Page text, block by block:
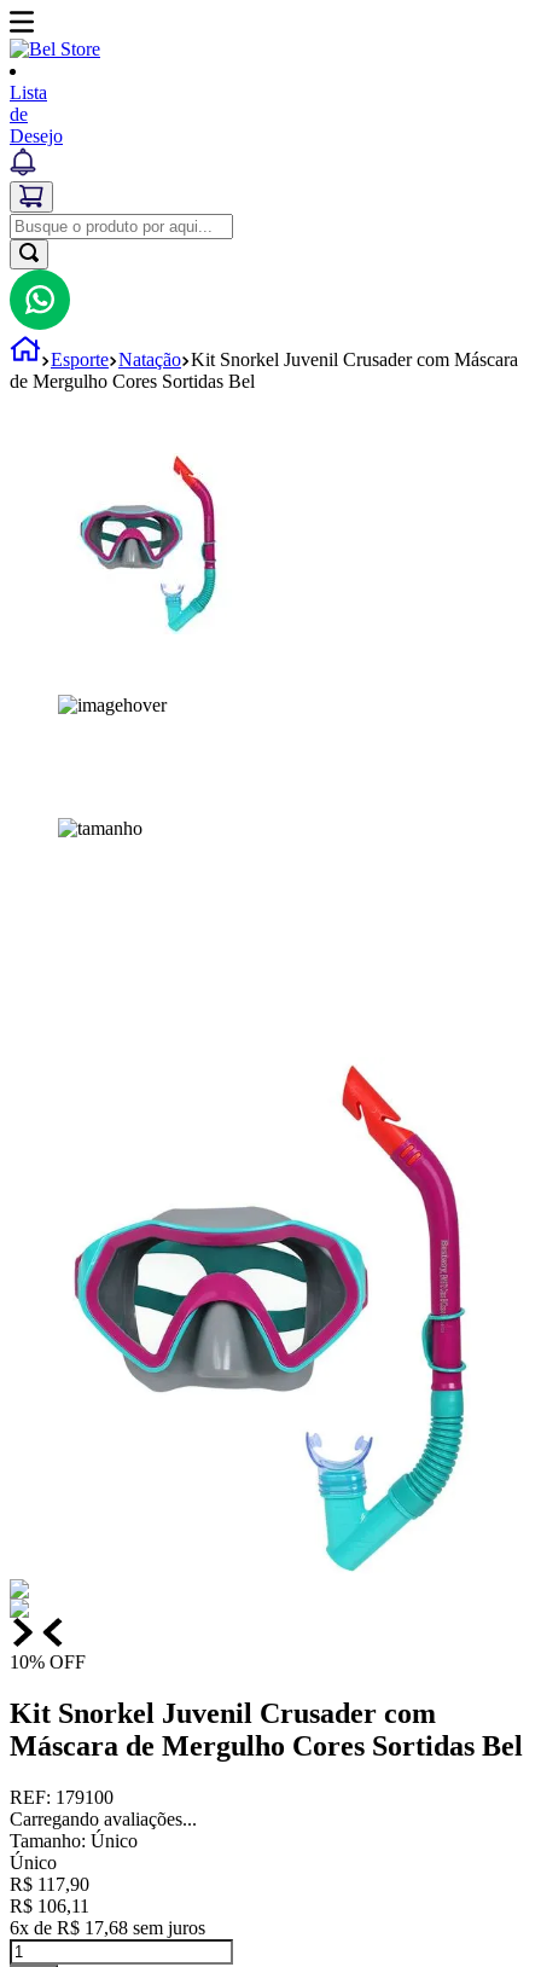
Lista
de
Desejo
Esporte Natação Kit Snorkel Juvenil Crusader com Máscara
de Mergulho Cores Sortidas Bel
10% OFF
Kit Snorkel Juvenil Crusader com
Máscara de Mergulho Cores Sortidas Bel
REF: 179100
Carregando avaliações...
Tamanho: Único
Único
R$ 117,90
R$ 106,11
6x de R$ 17,68 sem juros